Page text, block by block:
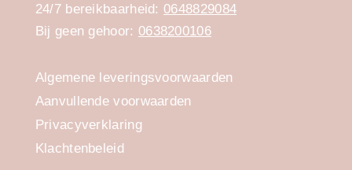
24/7 bereikbaarheid: 0648829084
Bij geen gehoor: 0638200106
Algemene leveringsvoorwaarden
Aanvullende voorwaarden
Privacyverklaring
Klachtenbeleid